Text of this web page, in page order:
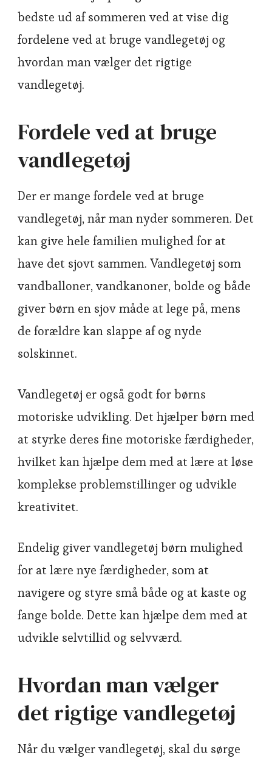
bedste ud af sommeren ved at vise dig
fordelene ved at bruge vandlegetøj og
hvordan man vælger det rigtige
vandlegetøj.
Fordele ved at bruge
vandlegetøj
Der er mange fordele ved at bruge
vandlegetøj, når man nyder sommeren. Det
kan give hele familien mulighed for at
have det sjovt sammen. Vandlegetøj som
vandballoner, vandkanoner, bolde og både
giver børn en sjov måde at lege på, mens
de forældre kan slappe af og nyde
solskinnet.
Vandlegetøj er også godt for børns
motoriske udvikling. Det hjælper børn med
at styrke deres fine motoriske færdigheder,
hvilket kan hjælpe dem med at lære at løse
komplekse problemstillinger og udvikle
kreativitet.
Endelig giver vandlegetøj børn mulighed
for at lære nye færdigheder, som at
navigere og styre små både og at kaste og
fange bolde. Dette kan hjælpe dem med at
udvikle selvtillid og selvværd.
Hvordan man vælger
det rigtige vandlegetøj
Når du vælger vandlegetøj, skal du sørge